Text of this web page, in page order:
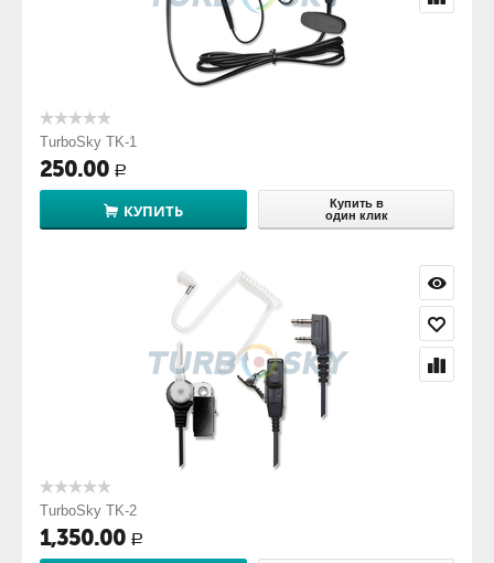
TurboSky TK-1
250.00 Р
КУПИТЬ
Купить в
один клик
TurboSky TK-2
1,350.00 Р